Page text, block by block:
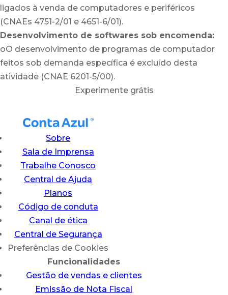
ligados à venda de computadores e periféricos
(CNAEs 4751-2/01 e 4651-6/01).
Desenvolvimento de softwares sob encomenda:
oO desenvolvimento de programas de computador
feitos sob demanda específica é excluído desta
atividade (CNAE 6201-5/00).
Experimente grátis
Sobre
Sala de Imprensa
Trabalhe Conosco
Central de Ajuda
Planos
Código de conduta
Canal de ética
Central de Segurança
Preferências de Cookies
Funcionalidades
Gestão de vendas e clientes
Emissão de Nota Fiscal